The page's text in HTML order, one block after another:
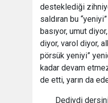
desteklediği
saldıran bu
basıyor, umut
diyor, varol diyor,
pörsük yeniyi”
kadar devam
de etti, yarın da
Dediydi